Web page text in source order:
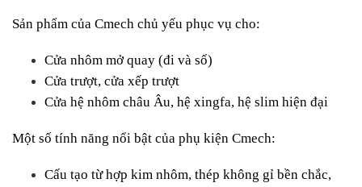
Sản phẩm của Cmech chủ yếu phục vụ cho:
Cửa nhôm mở quay (đi và sổ)
Cửa trượt, cửa xếp trượt
Cửa hệ nhôm châu Âu, hệ xingfa, hệ slim hiện đại
Một số tính năng nổi bật của phụ kiện Cmech:
Cấu tạo từ hợp kim nhôm, thép không gỉ bền chắc,